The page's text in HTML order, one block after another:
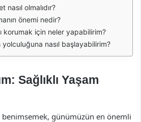
nasıl olmalıdır?
önemi nedir?
korumak için neler yapabilirim?
yolculuğuna nasıl başlayabilirim?
Sağlıklı Yaşam
benimsemek, günümüzün en önemli